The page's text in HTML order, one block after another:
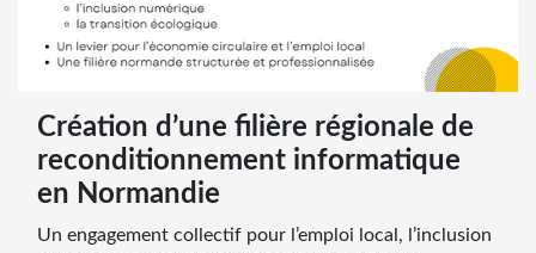
Création d’une filière régionale de
reconditionnement informatique
en Normandie
Un engagement collectif pour l’emploi local, l’inclusion